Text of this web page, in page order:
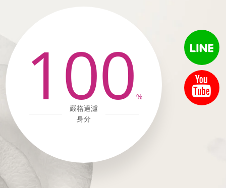
100 %
嚴格過濾
身分